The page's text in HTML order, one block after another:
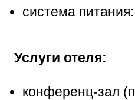
система
Услуги отеля:
конференц-зал